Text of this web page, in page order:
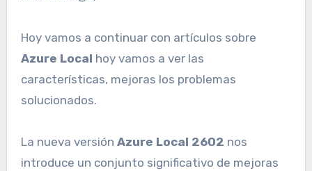
Hoy vamos a continuar con artículos sobre
Azure Local hoy vamos a ver las
características, mejoras los problemas
solucionados.
La nueva versión Azure Local 2602 nos
introduce un conjunto significativo de mejoras